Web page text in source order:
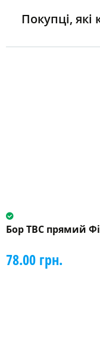
Покупці,
Бор ТВС прямий
78.00 грн.